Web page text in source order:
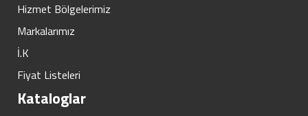
Hizmet Bölgelerimiz
Markalarımız
İ.K
Fiyat Listeleri
Kataloglar